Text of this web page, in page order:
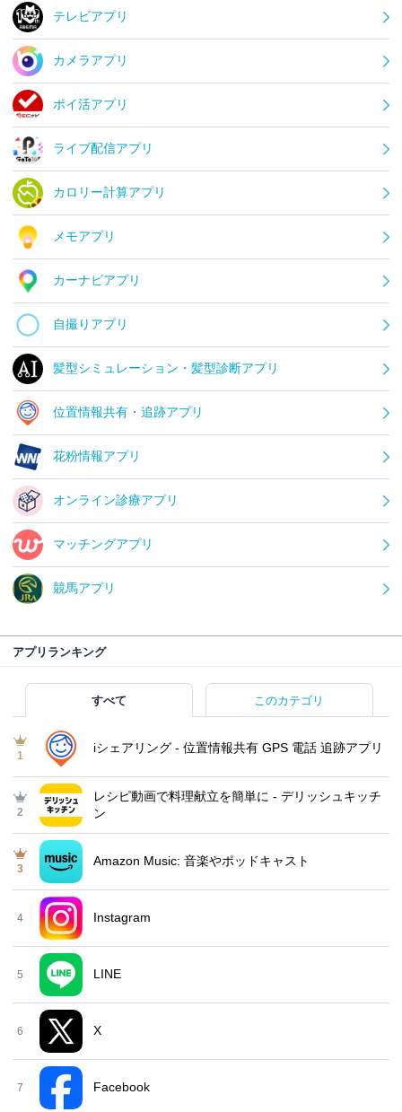
テレビアプリ
カメラアプリ
ポイ活アプリ
ライブ配信アプリ
カロリー計算アプリ
メモアプリ
カーナビアプリ
自撮りアプリ
髪型シミュレーション・髪型診断アプリ
位置情報共有・追跡アプリ
花粉情報アプリ
オンライン診療アプリ
マッチングアプリ
競馬アプリ
アプリランキング
すべて このカテゴリ
1
iシェアリング - 位置情報共有 GPS 電話 追跡アプリ
2
レシピ動画で料理献立を簡単‪に - デリッシュキッチ
ン
3
Amazon Music: 音楽やポッドキャスト
4 Instagram
5 LINE
6 X
7 Facebook